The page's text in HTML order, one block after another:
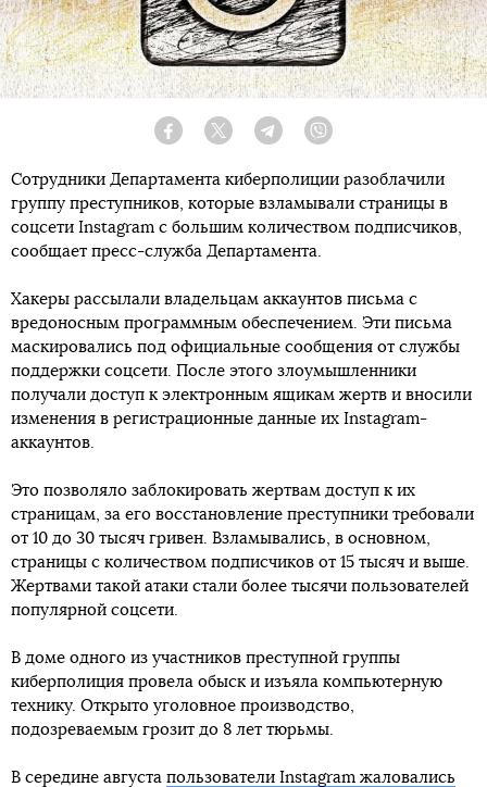
Facebook Twitter Telegram
Сотрудники Департамента киберполиции разоблачили
группу преступников, которые взламывали страницы в
соцсети Instagram с большим количеством подписчиков,
сообщает пресс-служба Департамента.
Хакеры рассылали владельцам аккаунтов письма с
вредоносным программным обеспечением. Эти письма
маскировались под официальные сообщения от службы
поддержки соцсети. После этого злоумышленники
получали доступ к электронным ящикам жертв и вносили
изменения в регистрационные данные их Instagram-
аккаунтов.
Это позволяло заблокировать жертвам доступ к их
страницам, за его восстановление преступники требовали
от 10 до 30 тысяч гривен. Взламывались, в основном,
страницы с количеством подписчиков от 15 тысяч и выше.
Жертвами такой атаки стали более тысячи пользователей
популярной соцсети.
В доме одного из участников преступной группы
киберполиция провела обыск и изъяла компьютерную
технику. Открыто уголовное производство,
подозреваемым грозит до 8 лет тюрьмы.
В середине августа пользователи Instagram жаловались